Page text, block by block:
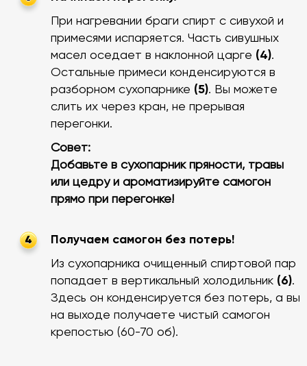
При нагревании браги спирт с сивухой и
примесями испаряется. Часть сивушных
масел оседает в наклонной царге (4).
Остальные примеси конденсируются в
разборном сухопарнике (5). Вы можете
слить их через кран, не прерывая
перегонки.
Совет:
Добавьте в сухопарник пряности, травы
или цедру и ароматизируйте самогон
прямо при перегонке!
4
Получаем самогон без потерь!
Из сухопарника очищенный спиртовой пар
попадает в вертикальный холодильник (6).
Здесь он конденсируется без потерь, а вы
на выходе получаете чистый самогон
крепостью (60-70 об).